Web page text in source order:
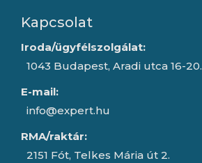
Kapcsolat
Iroda/ügyfélszolgálat:
1043 Budapest, Aradi utca 16-20.
E-mail:
info@expert.hu
RMA/raktár:
2151 Fót, Telkes Mária út 2.